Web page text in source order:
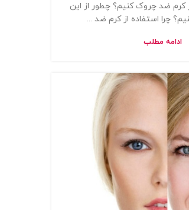
کرم ضد چروک کنیم؟ چطور از این
چرا استفاده از کرم ضد ...
ادامه مطلب